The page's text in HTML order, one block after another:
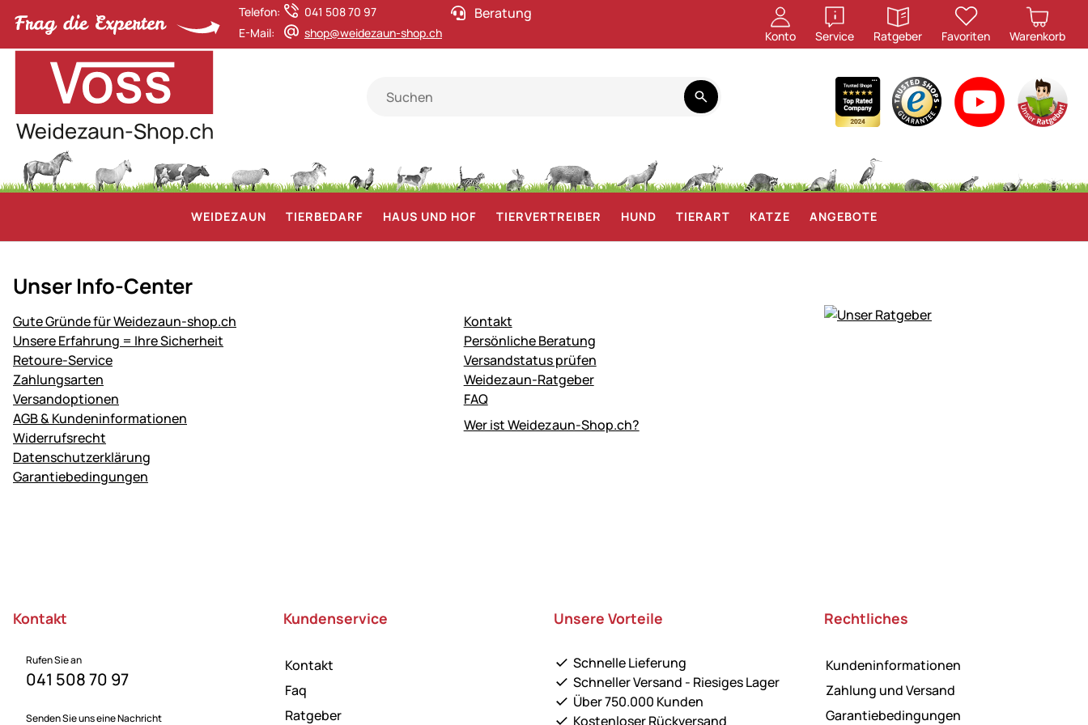
Telefon:
041 508 70 97
E-Mail:
shop@weidezaun-shop.ch
Beratung
Konto Service
öffnen
Ratgeber
öffnen
Favoriten Warenkorb
WEIDEZAUN TIERBEDARF HAUS UND HOF TIERVERTREIBER HUND TIERART KATZE ANGEBOTE
Unser Info-Center
Gute Gründe für Weidezaun-shop.ch
Unsere Erfahrung = Ihre Sicherheit
Retoure-Service
Zahlungsarten
Versandoptionen
AGB & Kundeninformationen
Widerrufsrecht
Datenschutzerklärung
Garantiebedingungen
Kontakt
Persönliche Beratung
Versandstatus prüfen
Weidezaun-Ratgeber
FAQ
Wer ist Weidezaun-Shop.ch?
Kontakt
Rufen Sie an
041 508 70 97
Senden Sie uns eine Nachricht
Kundenservice
Kontakt
Faq
Ratgeber
Unsere Vorteile
Schnelle Lieferung
Schneller Versand - Riesiges Lager
Über 750.000 Kunden
Kostenloser Rückversand
Rechtliches
Kundeninformationen
Zahlung und Versand
Garantiebedingungen